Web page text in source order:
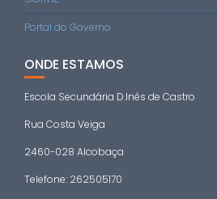
Portal do Governo
ONDE ESTAMOS
Escola Secundária D.Inês de Castro
Rua Costa Veiga
2460-028 Alcobaça
Telefone: 262505170